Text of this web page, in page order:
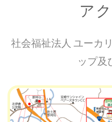
ア
社会福祉法人 ユーカ
ップ及